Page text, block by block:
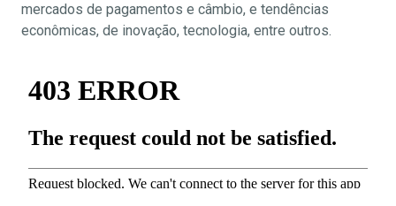
mercados de pagamentos e câmbio, e tendências
econômicas, de inovação, tecnologia, entre outros.